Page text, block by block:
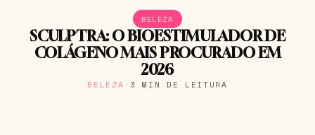
BELEZA
SCULPTRA: O BIOESTIMULADOR DE
COLÁGENO MAIS PROCURADO EM
2026
BELEZA · 3 MIN DE LEITURA